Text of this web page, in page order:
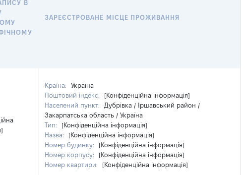
В
ЗАРЕЄСТРОВАНЕ МІСЦЕ ПРОЖИВАННЯ
Країна:
Україна
Поштовий індекс:
[Конфіденційна інформація]
Населений пункт:
Дубрівка / Іршавський район /
Закарпатська область / Україна
Тип:
[Конфіденційна інформація]
Назва:
[Конфіденційна інформація]
Номер будинку:
[Конфіденційна інформація]
Номер корпусу:
[Конфіденційна інформація]
Номер квартири:
[Конфіденційна інформація]